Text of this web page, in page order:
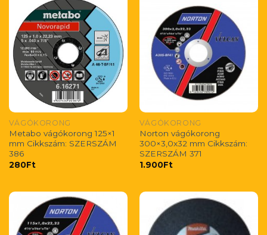
VÁGÓKORONG
Metabo vágókorong 125×1
mm Cikkszám: SZERSZÁM
386
280Ft
VÁGÓKORONG
Norton vágókorong
300×3,0x32 mm Cikkszám:
SZERSZÁM 371
1.900Ft